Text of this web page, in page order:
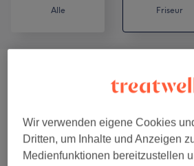
Alle Friseur
BEACH WAVES - Dauerwelle
- Bondings - Tapes - Tressen (12 )
Keratinbehandlung - Chemische
Wir verwenden eigene Cookies
Dritten, um Inhalte und Anzeigen
Medienfunktionen bereitzustellen